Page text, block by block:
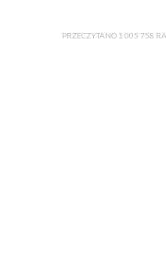
PRZECZYTANO 1 005 758